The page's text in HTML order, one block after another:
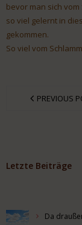
bevor man sich
so viel gelernt in
gekommen.
So viel vom
PREVIOUS
Letzte Beiträge
Da